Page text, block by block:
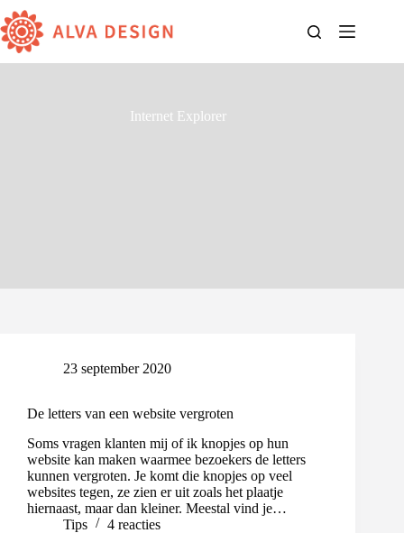
naar
de
inhoud
Internet Explorer
23 september 2020
De letters van een website vergroten
Soms vragen klanten mij of ik knopjes op hun
website kan maken waarmee bezoekers de letters
kunnen vergroten. Je komt die knopjes op veel
websites tegen, ze zien er uit zoals het plaatje
hiernaast, maar dan kleiner. Meestal vind je…
Tips
4 reacties